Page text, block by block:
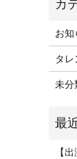
お知
タ
未分
【